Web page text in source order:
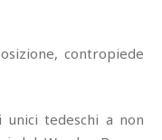
contropiede
tedeschi a non